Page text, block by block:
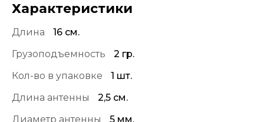
Характеристики
Длина
16 см.
Грузоподъемность
2 гр.
Кол-во в упаковке
1 шт.
Длина антенны
2,5 см.
Диаметр антенны
5 мм.